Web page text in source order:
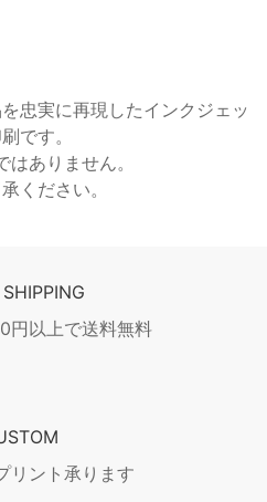
忠実に再現したインクジェッ
です。
はありません。
ください。
SHIPPING
円以上で送料無料
リント承ります